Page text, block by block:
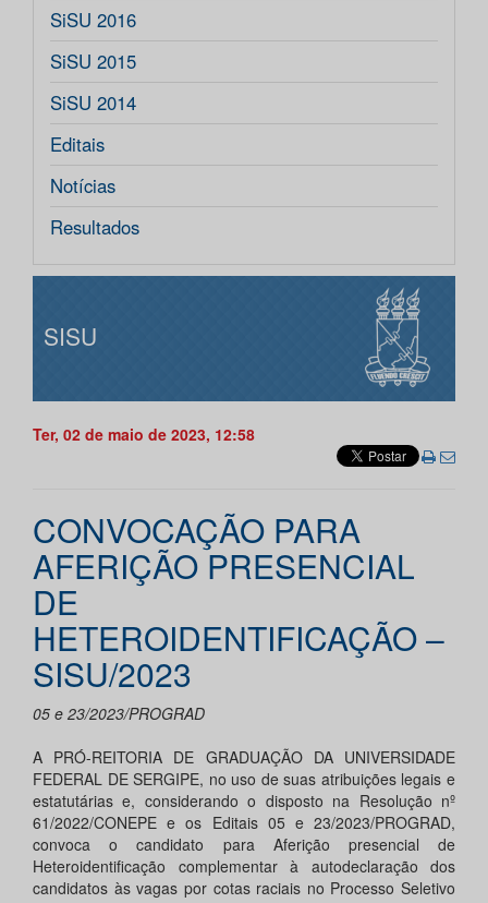
SiSU 2016
SiSU 2015
SiSU 2014
Editais
Notícias
Resultados
SISU
Ter, 02 de maio de 2023, 12:58
CONVOCAÇÃO PARA
AFERIÇÃO PRESENCIAL
DE
HETEROIDENTIFICAÇÃO –
SISU/2023
05 e 23/2023/PROGRAD
A PRÓ-REITORIA DE GRADUAÇÃO DA UNIVERSIDADE
FEDERAL DE SERGIPE, no uso de suas atribuições legais e
estatutárias e, considerando o disposto na Resolução nº
61/2022/CONEPE e os Editais 05 e 23/2023/PROGRAD,
convoca o candidato para Aferição presencial de
Heteroidentificação complementar à autodeclaração dos
candidatos às vagas por cotas raciais no Processo Seletivo